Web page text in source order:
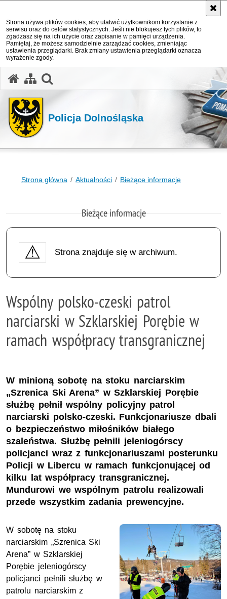
Strona używa plików cookies, aby ułatwić użytkownikom korzystanie z
serwisu oraz do celów statystycznych. Jeśli nie blokujesz tych plików, to
zgadzasz się na ich użycie oraz zapisanie w pamięci urządzenia.
Pamiętaj, że możesz samodzielnie zarządzać cookies, zmieniając
ustawienia przeglądarki. Brak zmiany ustawienia przeglądarki oznacza
wyrażenie zgody.
Policja Dolnośląska
Strona główna Aktualności Bieżące informacje
Bieżące informacje
Strona znajduje się w archiwum.
Wspólny polsko-czeski patrol
narciarski w Szklarskiej Porębie w
ramach współpracy transgranicznej
W minioną sobotę na stoku narciarskim
„Szrenica Ski Arena” w Szklarskiej Porębie
służbę pełnił wspólny policyjny patrol
narciarski polsko-czeski. Funkcjonariusze dbali
o bezpieczeństwo miłośników białego
szaleństwa. Służbę pełnili jeleniogórscy
policjanci wraz z funkcjonariuszami posterunku
Policji w Libercu w ramach funkcjonującej od
kilku lat współpracy transgranicznej.
Mundurowi we wspólnym patrolu realizowali
przede wszystkim zadania prewencyjne.
W sobotę na stoku
narciarskim „Szrenica Ski
Arena” w Szklarskiej
Porębie jeleniogórscy
policjanci pełnili służbę w
patrolu narciarskim z